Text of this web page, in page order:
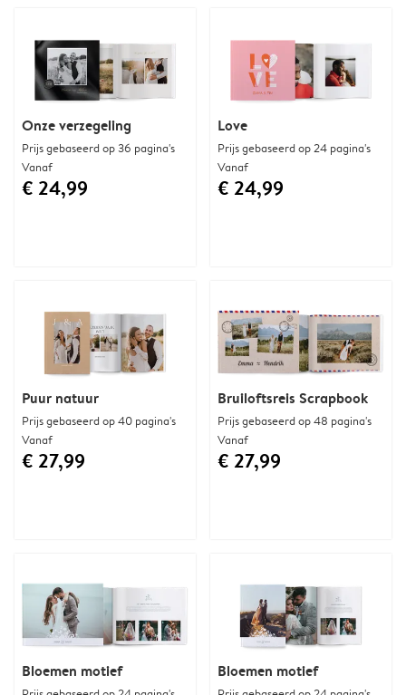
Love
Prijs gebaseerd op 24 pagina's
Vanaf
€ 24,99
Puur natuur
Prijs gebaseerd op 40 pagina's
Vanaf
€ 27,99
Onze verzegeling
Prijs gebaseerd op 36 pagina's
Vanaf
€ 24,99
Bloemen motief Bloemen motief
Bruiloftsreis Scrapbook
Prijs gebaseerd op 48 pagina's
Vanaf
€ 27,99